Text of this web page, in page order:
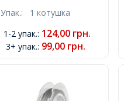
80м/котушка,
Упак.: 1 котушка
1-2 упак.: 124,00 грн.
3+ упак.: 99,00 грн.